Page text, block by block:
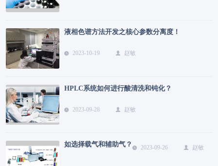
液相色谱方法开发之核心参数分离度！
2023-10-19 赵敏
HPLC系统如何进行酸清洗和钝化？
2023-09-28 赵敏
如选择载气和辅助气？ 2023-09-26 赵敏